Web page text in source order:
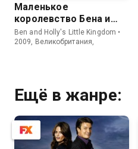
Маленькое
королевство Бена и
Холли
Ben and Holly's Little Kingdom •
2009, Великобритания,
Ещё в жанре: